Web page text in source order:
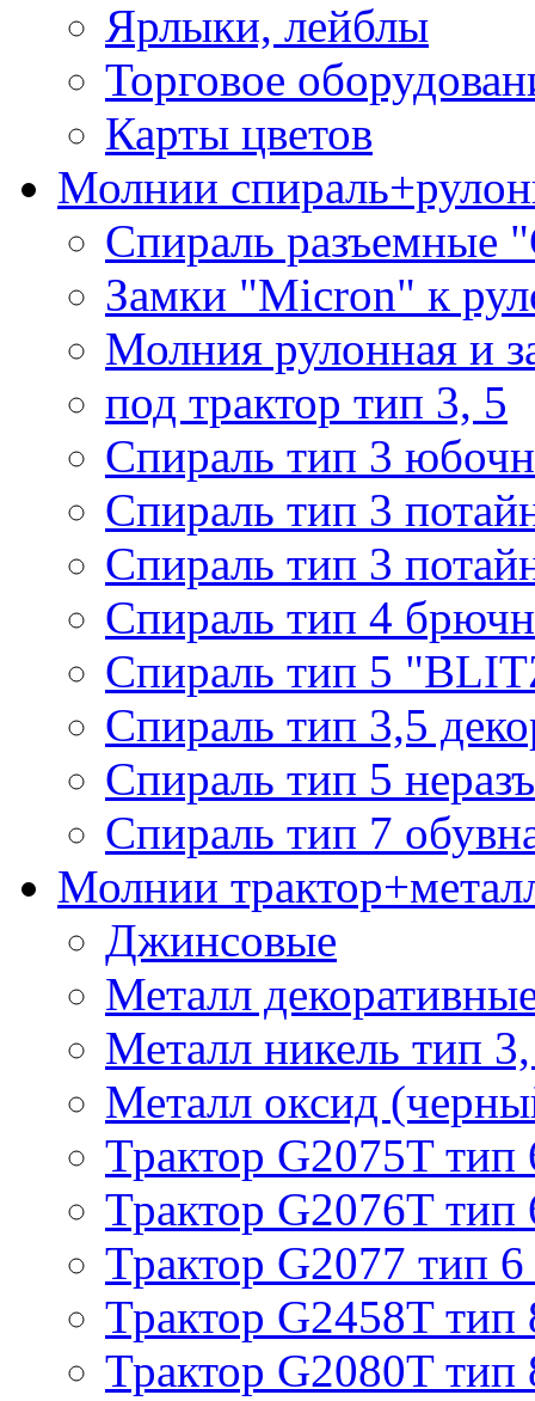
Ярлыки, лейблы
Торговое
Карты цветов
Молнии
Спираль разъемные
Замки "Micron" к
Молния рулонная и
под трактор тип 3, 5
Спираль тип 3
Спираль тип 3
Спираль тип 3
Спираль тип 4
Спираль тип 5
Спираль тип 3,5
Спираль тип 5
Спираль тип 7
Молнии
Джинсовые
Металл
Металл никель тип
Металл оксид
Трактор G2075T тип
Трактор G2076T тип
Трактор G2077 тип 6
Трактор G2458T тип
Трактор G2080T тип